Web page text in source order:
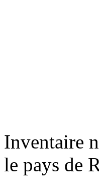
Inventaire
le pays de